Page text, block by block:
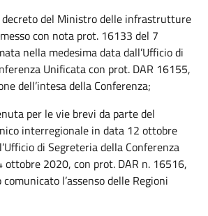
decreto del Ministro delle infrastrutture
con nota prot. 16133 del 7
nella medesima data dall’Ufficio di
Unificata con prot. DAR 16155,
dell’intesa della Conferenza;
per le vie brevi da parte del
interregionale in data 12 ottobre
di Segreteria della Conferenza
2020, con prot. DAR n. 16516,
l’assenso delle Regioni